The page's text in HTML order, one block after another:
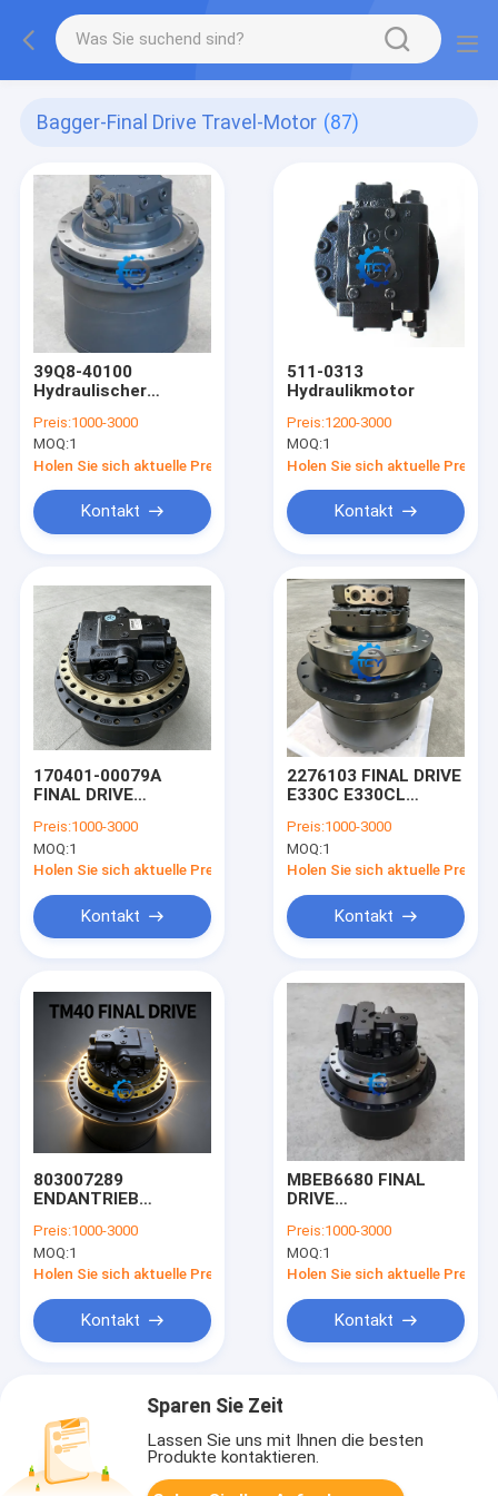
Bagger-Final Drive Travel-Motor (87)
39Q8-40100
Hydraulischer
Preis:1000-3000
MOQ:1
Holen Sie sich aktuelle Preis
Kontakt
511-0313
Hydraulikmotor
Preis:1200-3000
MOQ:1
Holen Sie sich aktuelle Preis
Kontakt
170401-00079A
FINAL DRIVE
HYDROLISCHER
MOTOR für DX180LC
DX160LC
Preis:1000-3000
MOQ:1
Holen Sie sich aktuelle Preis
Kontakt
2276103 FINAL DRIVE
E330C E330CL
Katzenbagger
Preis:1000-3000
MOQ:1
Holen Sie sich aktuelle Preis
Kontakt
803007289
ENDANTRIEB
BAGGER XE210B
XE215
Preis:1000-3000
MOQ:1
Holen Sie sich aktuelle Preis
Kontakt
MBEB6680 FINAL
DRIVE
SY305 SY335
Preis:1000-3000
MOQ:1
Holen Sie sich aktuelle Preis
Kontakt
Sparen Sie Zeit
Lassen Sie uns mit Ihnen die besten
Produkte kontaktieren.